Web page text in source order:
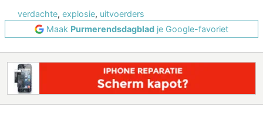
verdachte, explosie, uitvoerders
Maak Purmerendsdagblad je Google-favoriet